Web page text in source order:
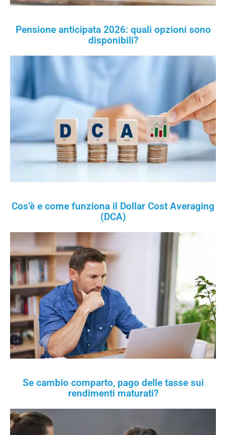
Pensione anticipata 2026: quali opzioni sono
disponibili?
Cos’è e come funziona il Dollar Cost Averaging
(DCA)
Se cambio comparto, pago delle tasse sui
rendimenti maturati?